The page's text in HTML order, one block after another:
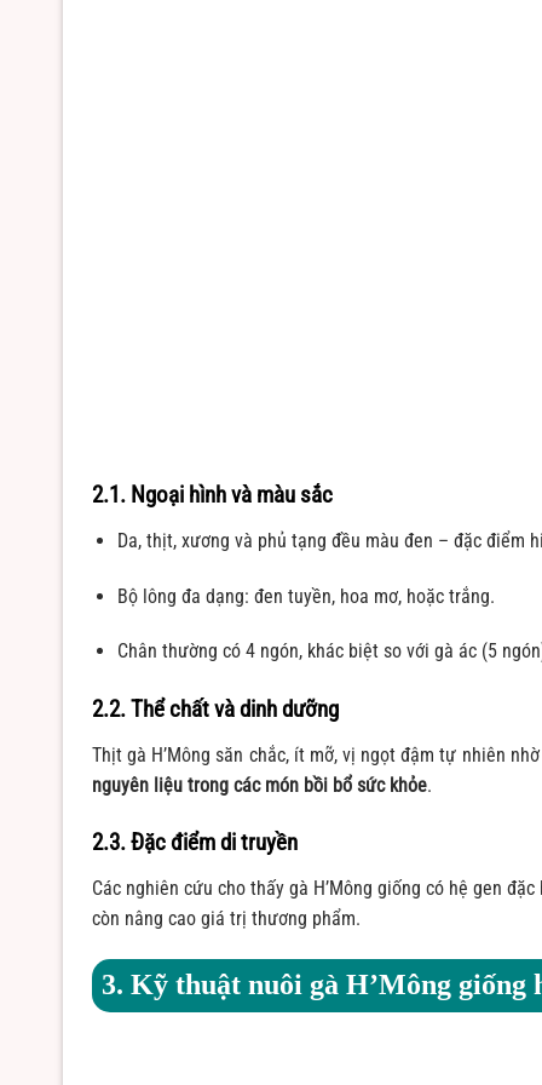
2.1. Ngoại hình và màu sắc
Da, thịt, xương và phủ tạng đều màu đen – đặc điểm
Bộ lông đa dạng: đen tuyền, hoa mơ, hoặc trắng.
Chân thường có 4 ngón, khác biệt so với gà ác (5
2.2. Thể chất và dinh dưỡng
Thịt gà H’Mông săn chắc, ít mỡ, vị ngọt đậm tự nhiên
nguyên liệu trong các món bồi bổ sức khỏe.
2.3. Đặc điểm di truyền
Các nghiên cứu cho thấy gà H’Mông giống có hệ gen
còn nâng cao giá trị thương phẩm.
3. Kỹ thuật nuôi gà H’Mông giống